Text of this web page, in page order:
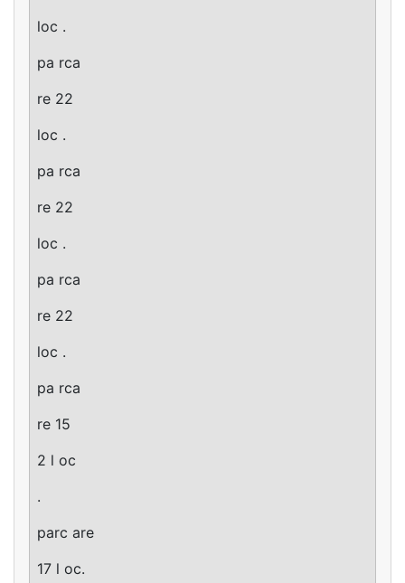
loc .
pa rca
re 22
loc .
pa rca
re 22
loc .
pa rca
re 22
loc .
pa rca
re 15
2 l oc
.
parc are
17 l oc.